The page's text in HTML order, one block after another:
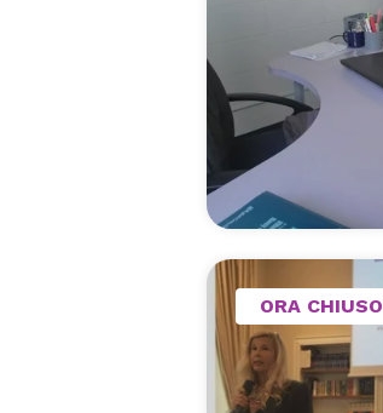
ORA CHIUSO